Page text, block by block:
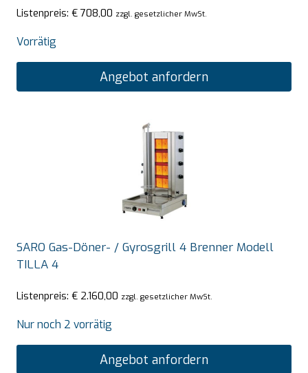
Listenpreis: € 708,00 zzgl. gesetzlicher MwSt.
Vorrätig
Angebot anfordern
SARO Gas-Döner- / Gyrosgrill 4 Brenner Modell
TILLA 4
Listenpreis: € 2.160,00 zzgl. gesetzlicher MwSt.
Nur noch 2 vorrätig
Angebot anfordern